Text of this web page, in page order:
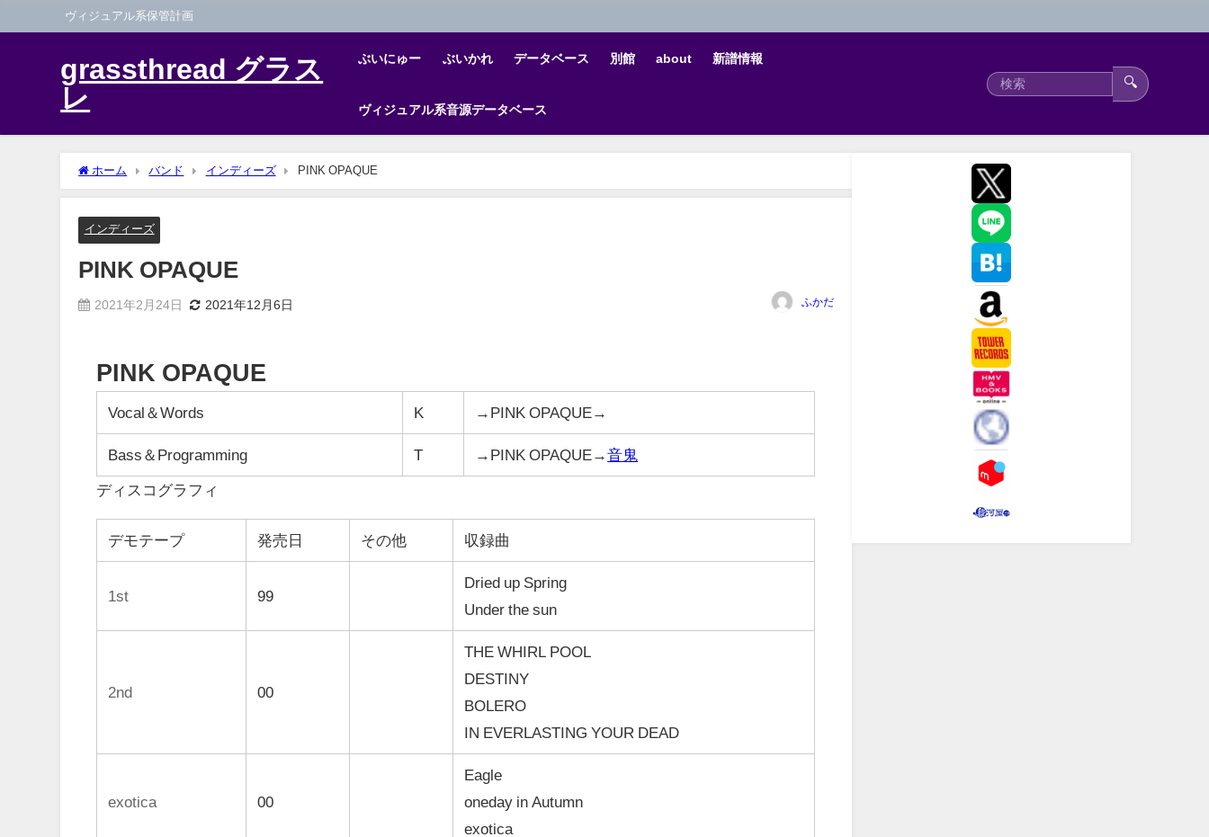
ヴィジュアル系保管計画
grassthread グラス
レ
ぶいにゅー ぶいかれ データベース 別館 about 新譜情報
ヴィジュアル系音源データベース
🔍
ホーム バンド インディーズ PINK OPAQUE
インディーズ
PINK OPAQUE
2021年2月24日 2021年12月6日 ふかだ
PINK OPAQUE
Vocal＆Words K →PINK OPAQUE→
Bass＆Programming T →PINK OPAQUE→音鬼
ディスコグラフィ
デモテープ 発売日 その他 収録曲
1st 99
Dried up Spring
Under the sun
2nd 00
THE WHIRL POOL
DESTINY
BOLERO
IN EVERLASTING YOUR DEAD
exotica 00
Eagle
oneday in Autumn
exotica